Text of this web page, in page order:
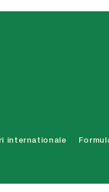
internationale